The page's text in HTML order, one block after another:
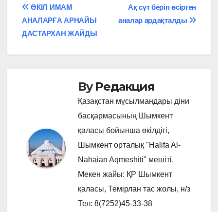
Навигация
по
записям
Ақ сүт беріп өсірген
аналар ардақталды
ӨКІЛ ИМАМ
АНАЛАРҒА АРНАЙЫ
ДАСТАРХАН ЖАЙДЫ
ByРедакция
Қазақстан мұсылмандары діни
басқармасының Шымкент
қаласы бойынша өкілдігі,
Шымкент орталық "Halifa Al-
Nahaian Aqmeshiti" мешіті.
Мекен жайы: ҚР Шымкент
қаласы, Темірлан тас жолы, н/з
Тел: 8(7252)45-33-38